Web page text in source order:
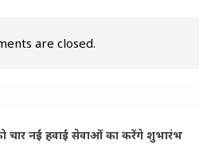
are closed.
को चार नई हवाई सेवाओं का करेंगे शुभारंभ